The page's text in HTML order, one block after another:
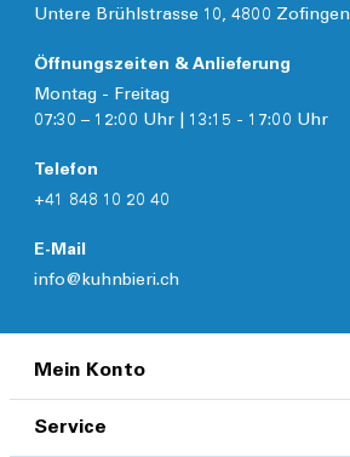
Untere Brühlstrasse 10, 4800 Zofingen
Öffnungszeiten & Anlieferung
Montag - Freitag
07:30 – 12:00 Uhr | 13:15 - 17:00 Uhr
Telefon
+41 848 10 20 40
E-Mail
info@kuhnbieri.ch
Mein Konto
Service